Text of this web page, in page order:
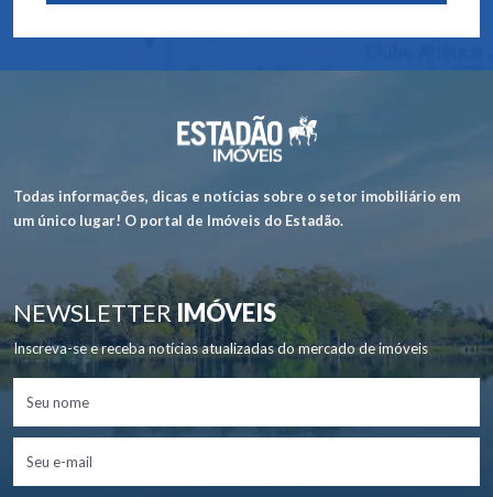
Todas informações, dicas e notícias sobre o setor imobiliário em
um único lugar! O portal de Imóveis do Estadão.
NEWSLETTERIMÓVEIS
Inscreva-se e receba notícias atualizadas do mercado de imóveis